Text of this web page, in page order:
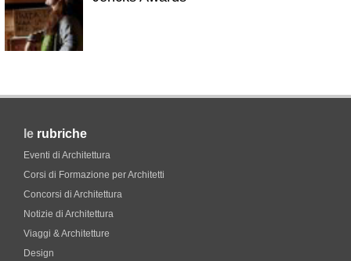
le rubriche
Eventi di Architettura
Corsi di Formazione per Architetti
Concorsi di Architettura
Notizie di Architettura
Viaggi & Architetture
Design